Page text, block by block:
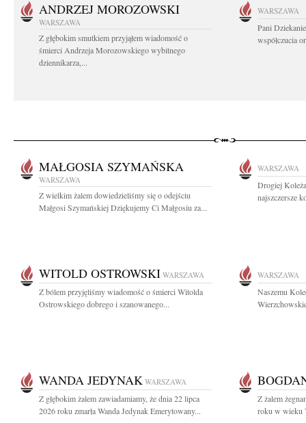
ANDRZEJ MOROZOWSKI
WARSZAWA
Z głębokim smutkiem przyjąłem wiadomość o
śmierci Andrzeja Morozowskiego wybitnego
dziennikarza,...
WARSZAWA
Pani
współczucia
MAŁGOSIA SZYMAŃSKA
WARSZAWA
Z wielkim żalem dowiedzieliśmy się o odejściu
Małgosi Szymańskiej Dziękujemy Ci Małgosiu za...
WARSZAWA
Drogiej
najszczersze
WITOLD OSTROWSKI WARSZAWA
Z bólem przyjęliśmy wiadomość o śmierci Witolda
Ostrowskiego dobrego i szanowanego...
WARSZAWA
Naszemu
WANDA JEDYNAK WARSZAWA
Z głębokim żalem zawiadamiamy, że dnia 22 lipca
2026 roku zmarła Wanda Jedynak Emerytowany...
Z żalem
roku w wieku